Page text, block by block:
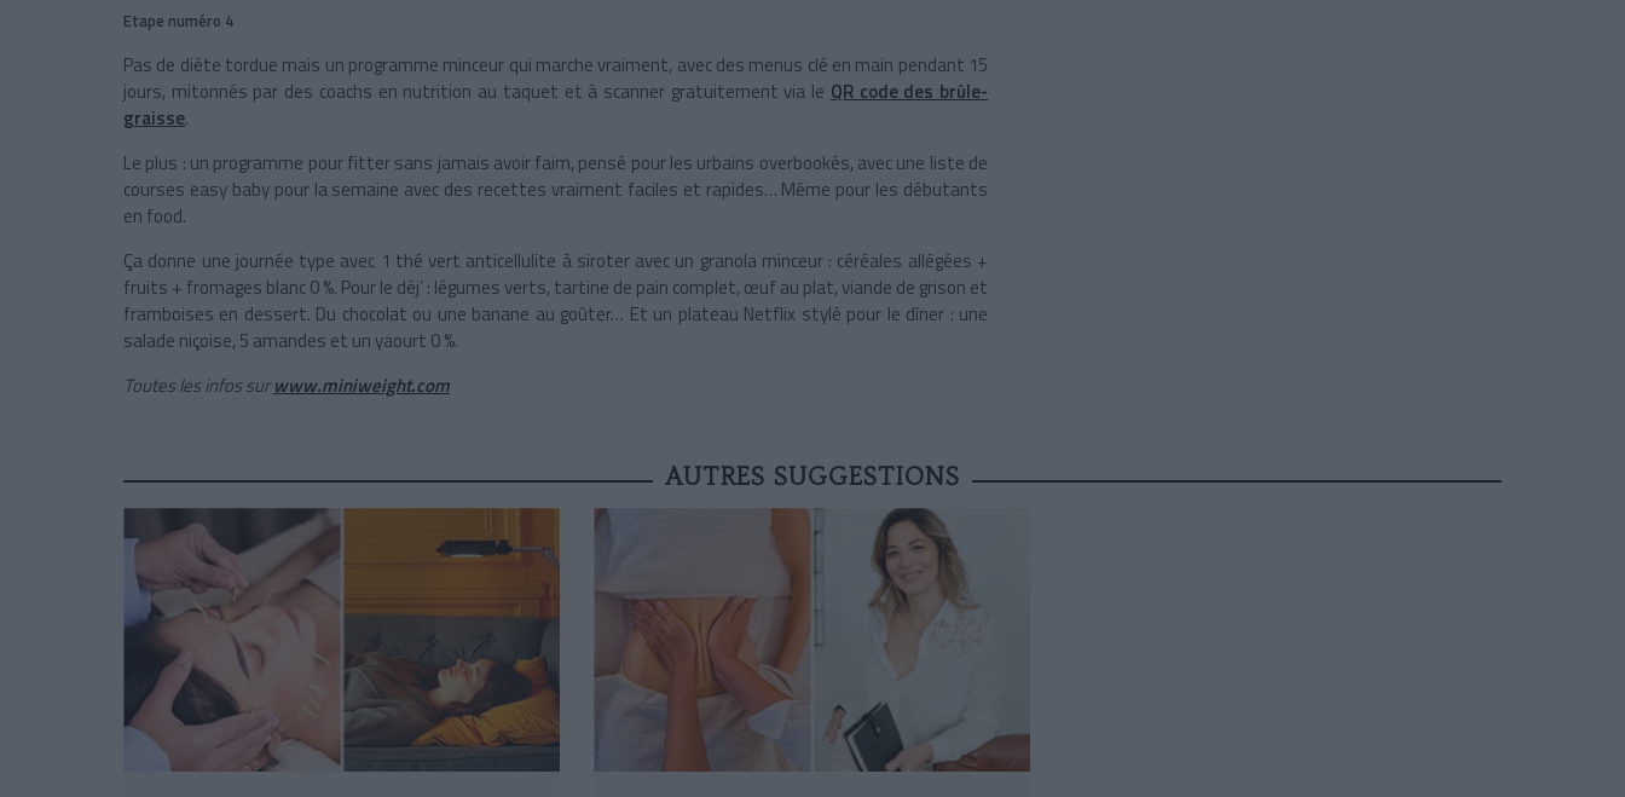
Etape numéro 4
Pas de diète tordue mais un programme minceur qui marche vraiment, avec des menus clé en main pendant 15
jours, mitonnés par des coachs en nutrition au taquet et à scanner gratuitement via le QR code des brûle-
graisse.
Le plus : un programme pour fitter sans jamais avoir faim, pensé pour les urbains overbookés, avec une liste de
courses easy baby pour la semaine avec des recettes vraiment faciles et rapides… Même pour les débutants
en food.
Ça donne une journée type avec 1 thé vert anticellulite à siroter avec un granola minceur : céréales allégées +
fruits + fromages blanc 0 %. Pour le déj’ : légumes verts, tartine de pain complet, œuf au plat, viande de grison et
framboises en dessert. Du chocolat ou une banane au goûter… Et un plateau Netflix stylé pour le dîner : une
salade niçoise, 5 amandes et un yaourt 0 %.
Toutes les infos surwww.miniweight.com
AUTRES SUGGESTIONS